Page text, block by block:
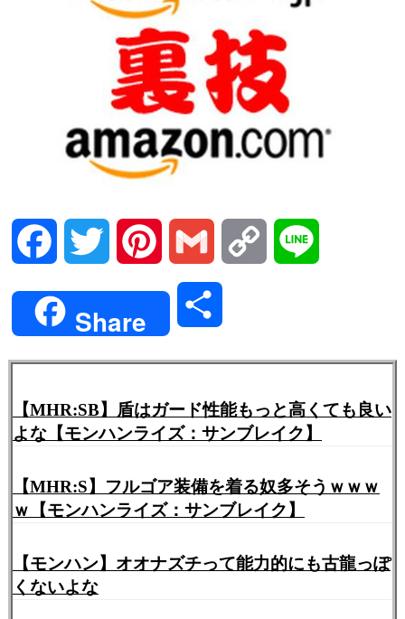
Facebook Twitter Pinterest Gmail Copy
Share
【MHR:SB】盾はガード性能もっと高くても良い
よな【モンハンライズ：サンブレイク】
【MHR:S】フルゴア装備を着る奴多そうｗｗｗ
ｗ【モンハンライズ：サンブレイク】
【モンハン】オオナズチって能力的にも古龍っぽ
くないよな